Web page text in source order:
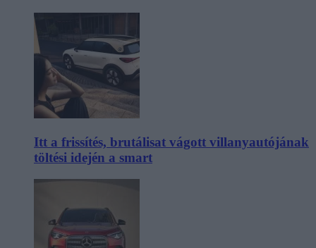
Itt a frissítés, brutálisat vágott villanyautójának
töltési idején a smart